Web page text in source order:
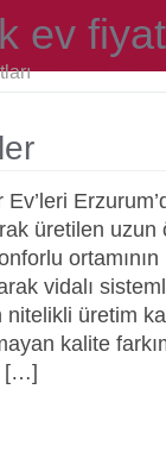
ev
Ev’leri
üretilen
ortamının
vidalı
üretim
kalite
[…]